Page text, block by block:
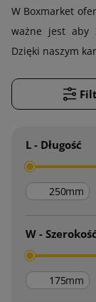
W Boxmarket
ważne jest aby
Dzięki naszym
L - Długość
mm
W - Szerokość
mm